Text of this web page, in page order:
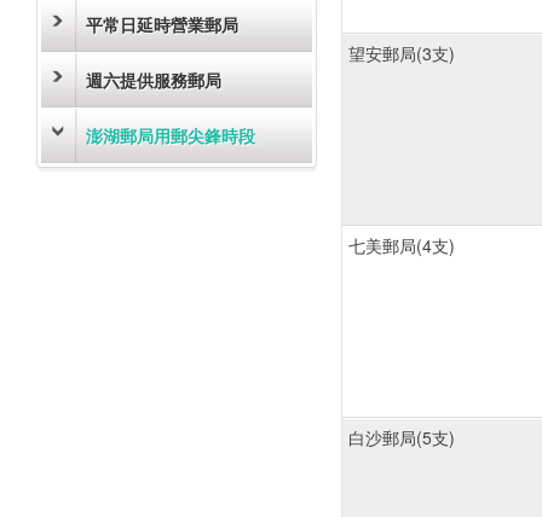
平常日延時營業郵局
週六提供服務郵局
澎湖郵局用郵尖鋒時段
望安郵局(3支)
七美郵局(4支)
白沙郵局(5支)